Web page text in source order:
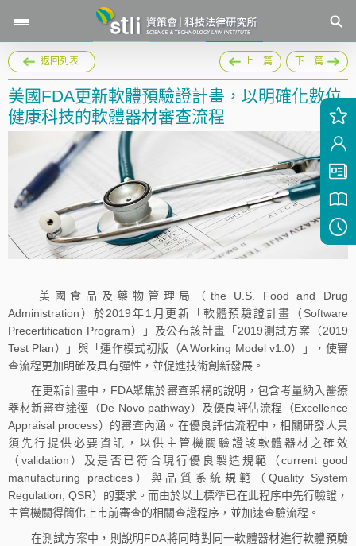
返回列表 上一篇 下一篇
美國FDA更新軟體預驗證計畫，以明確化數位
健康科技的軟體器材審查流程
美國食品及藥物管理局（the U.S. Food and Drug
Administration）於2019年1月更新「軟體預驗證計畫（Software
Precertification Program）」及公布該計畫「2019測試方案（2019
Test Plan）」與「運作模式初版（A Working Model v1.0）」，使審
查流程更加明確及具有彈性，並促進技術創新發展。
在更新計畫中，FDA聚焦於審查架構的說明，包含考量納入醫療
器材新審查途徑（De Novo pathway）及優良評估流程（Excellence
Appraisal process）的審查內涵。在優良評估流程中，相關研發人員
須先行提供必要資訊，以供主管機關驗證該軟體器材之確效
（validation）及是否已符合現行優良製造規範（current good
manufacturing practices）與品質系統規範（Quality System
Regulation, QSR）的要求。而由於以上標準已在此程序中先行驗證，
主管機關得簡化上市前審查的相關查證程序，並加速查驗流程。
在測試方案中，則說明FDA將同時對同一軟體器材進行軟體預驗